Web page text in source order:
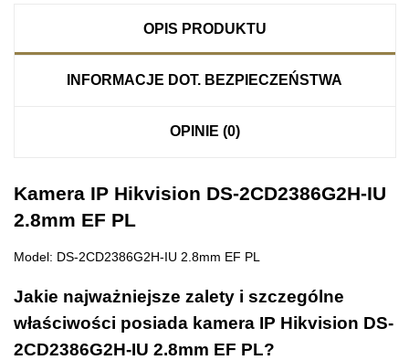
OPIS PRODUKTU
INFORMACJE DOT. BEZPIECZEŃSTWA
OPINIE (0)
Kamera IP Hikvision DS-2CD2386G2H-IU
2.8mm EF PL
Model: DS-2CD2386G2H-IU 2.8mm EF PL
Jakie najważniejsze zalety i szczególne
właściwości posiada kamera IP Hikvision DS-
2CD2386G2H-IU 2.8mm EF PL?